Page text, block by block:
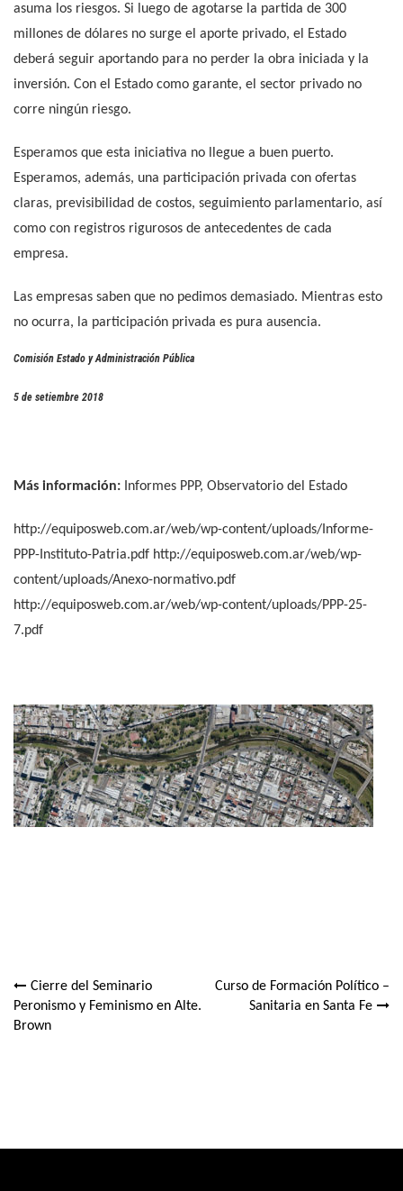
asuma los riesgos. Si luego de agotarse la partida de 300
millones de dólares no surge el aporte privado, el Estado
deberá seguir aportando para no perder la obra iniciada y la
inversión. Con el Estado como garante, el sector privado no
corre ningún riesgo.
Esperamos que esta iniciativa no llegue a buen puerto.
Esperamos, además, una participación privada con ofertas
claras, previsibilidad de costos, seguimiento parlamentario, así
como con registros rigurosos de antecedentes de cada
empresa.
Las empresas saben que no pedimos demasiado. Mientras esto
no ocurra, la participación privada es pura ausencia.
Comisión Estado y Administración Pública
5 de setiembre 2018
Más información: Informes PPP, Observatorio del Estado
http://equiposweb.com.ar/web/wp-content/uploads/Informe-
PPP-Instituto-Patria.pdf http://equiposweb.com.ar/web/wp-
content/uploads/Anexo-normativo.pdf
http://equiposweb.com.ar/web/wp-content/uploads/PPP-25-
7.pdf
Navegación
de
Cierre del Seminario
Peronismo y Feminismo en Alte.
Brown
Curso de Formación Político –
Sanitaria en Santa Fe